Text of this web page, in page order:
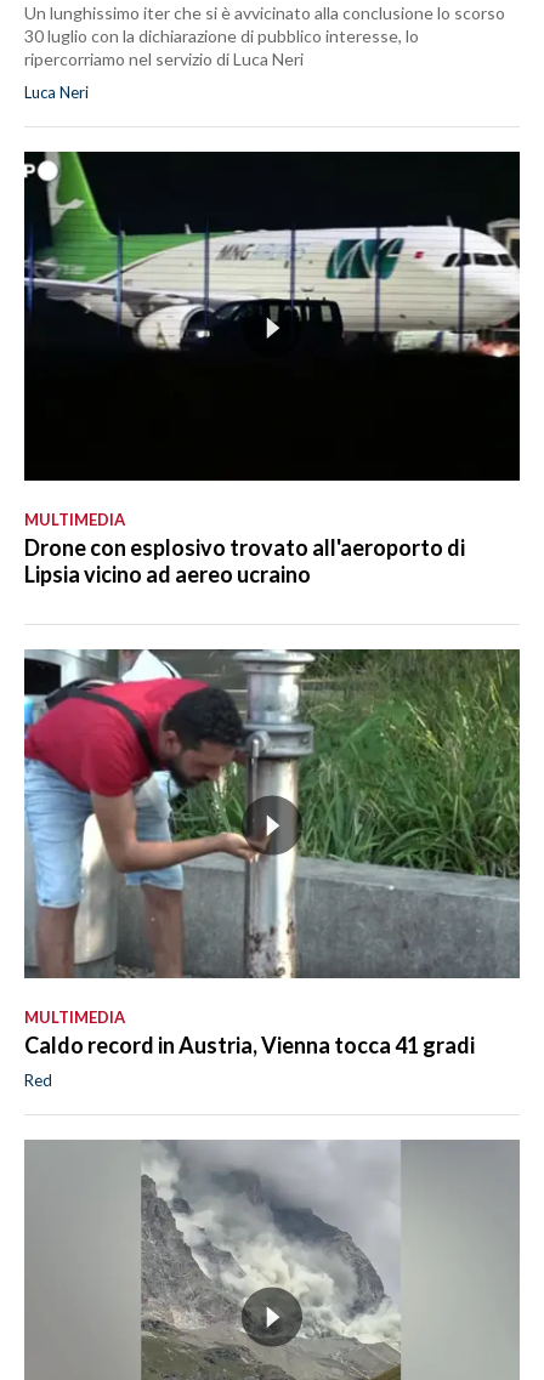
Un lunghissimo iter che si è avvicinato alla conclusione lo scorso
30 luglio con la dichiarazione di pubblico interesse, lo
ripercorriamo nel servizio di Luca Neri
Luca Neri
MULTIMEDIA
Drone con esplosivo trovato all'aeroporto di
Lipsia vicino ad aereo ucraino
MULTIMEDIA
Caldo record in Austria, Vienna tocca 41 gradi
Red